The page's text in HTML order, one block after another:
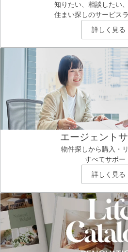
知りたい、相談したい
住まい探しのサービス
詳しく見る
エージェント
物件探しから購入・
すべてサポー
詳しく見る